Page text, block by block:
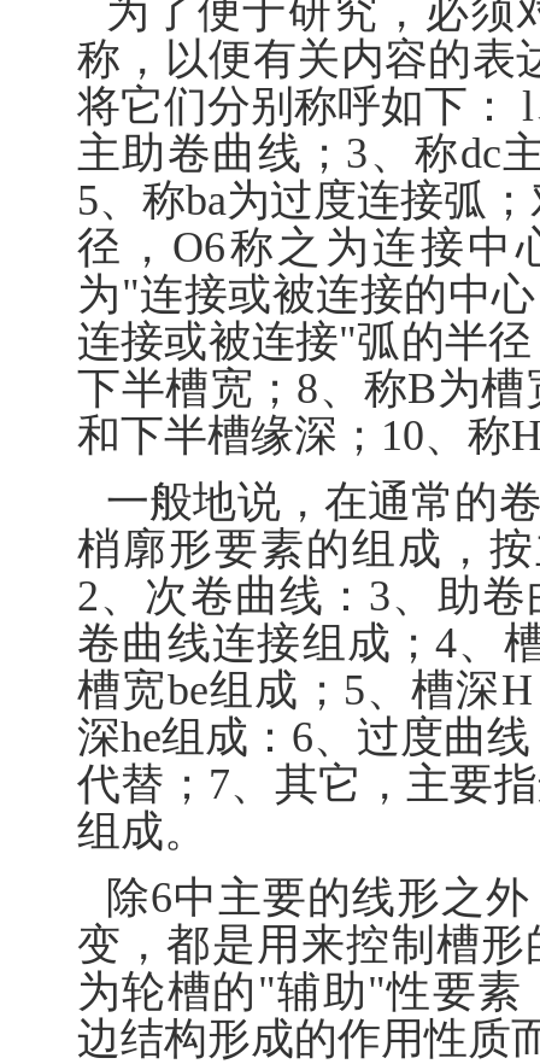
为了便于研究，必须
称，以便有关内容的表
将它们分别称呼如下：
主助卷曲线；3、称dc
5、称ba为过度连接弧
径，O6称之为连接中
为"连接或被连接的中
连接或被连接"弧的半
下半槽宽；8、称B为
和下半槽缘深；10、称
一般地说，在通常的
梢廓形要素的组成，
2、次卷曲线：3、助
卷曲线连接组成；4、
槽宽be组成；5、槽深
深he组成：6、过度曲
代替；7、其它，主要
组成。
除6中主要的线形之
变，都是用来控制槽
为轮槽的"辅助"性要素
边结构形成的作用性质